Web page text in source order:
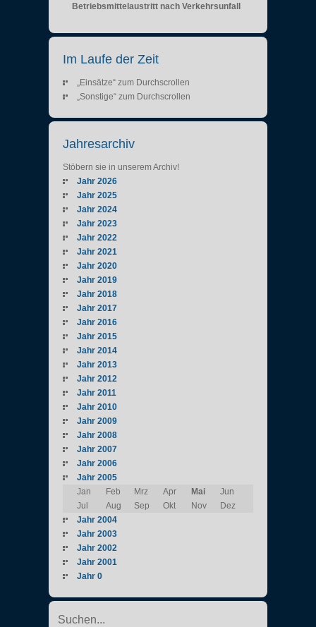
Betriebsmittelaustritt nach Verkehrsunfall
Im Laufe der Zeit
„Einsätze“ zum Durchscrollen
„Sonstige“ zum Durchscrollen
Jahresarchiv
Stöbern sie in unserem Archiv!
Jahr 2026
Jahr 2025
Jahr 2024
Jahr 2023
Jahr 2022
Jahr 2021
Jahr 2020
Jahr 2019
Jahr 2018
Jahr 2017
Jahr 2016
Jahr 2015
Jahr 2014
Jahr 2013
Jahr 2012
Jahr 2011
Jahr 2010
Jahr 2009
Jahr 2008
Jahr 2007
Jahr 2006
Jahr 2005
Jan
Feb Mrz Apr Mai
Jun
Jul
Aug Sep Okt Nov
Dez
Jahr 2004
Jahr 2003
Jahr 2002
Jahr 2001
Jahr 0